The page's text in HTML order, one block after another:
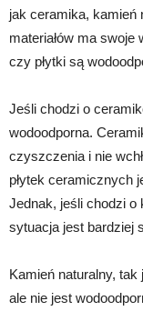
jak ceramika, kamień
materiałów ma swoje
czy płytki są
Jeśli chodzi o
wodoodporna.
czyszczenia i nie
płytek ceramicznych
Jednak, jeśli chodzi o
sytuacja jest bardziej
Kamień naturalny,
ale nie jest